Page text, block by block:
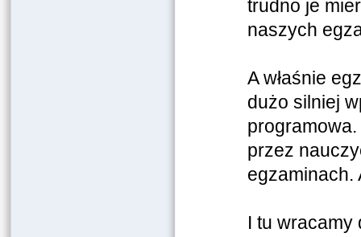
trudno je
naszych
A właśnie
dużo silniej
przez
egzaminach.
I tu wracamy